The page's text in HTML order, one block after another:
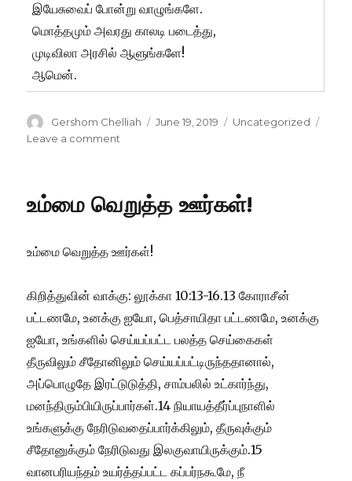
இயேசுவைப் போன்று வாழுங்களே.
மொத்தமும் அவரது காலடி படைத்து,
முடிவிலா அரசில் ஆளுங்களே!
ஆமென்.
Author
Gershom Chelliah
Posted
June 19, 2019 Categories
Uncategorized
Leave a comment
உம்மை வெறுத்த ஊர்கள்!
உம்மை வெறுத்த ஊர்கள்!
கிறித்துவின் வாக்கு: லூக்கா 10:13-16.13 கோராசீன்
பட்டணமே, உனக்கு ஐயோ, பெத்சாயிதா பட்டணமே, உனக்கு
ஐயோ, உங்களில் செய்யப்பட்ட பலத்த செய்கைகள்
தீருவிலும் சீதோனிலும் செய்யப்பட்டிருந்ததானால்,
அப்பொழுதே இரட்டுடுத்தி, சாம்பலில் உட்கார்ந்து,
மனந்திரும்பியிருப்பார்கள்.14 நியாயத்தீர்ப்புநாளில்
உங்களுக்கு நேரிடுவதைப்பார்க்கிலும், தீருவுக்கும்
சீதோனுக்கும் நேரிடுவது இலகுவாயிருக்கும்.15
வானபரியந்தம் உயர்த்தப்பட்ட கப்பர்நகூமே, நீ